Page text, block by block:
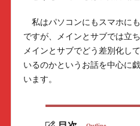
私はパソコンにもスマホに
ですが、メインとサブでは立
メインとサブでどう差別化し
いるのかというお話を中心に
います。